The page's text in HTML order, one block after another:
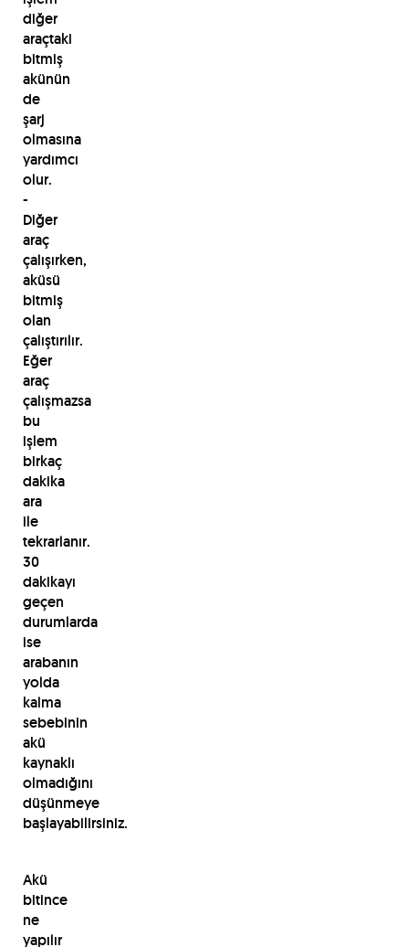
diğer
araçtaki
bitmiş
akünün
de
şarj
olmasına
yardımcı
olur.
-
Diğer
araç
çalışırken,
aküsü
bitmiş
olan
çalıştırılır.
Eğer
araç
çalışmazsa
bu
işlem
birkaç
dakika
ara
ile
tekrarlanır.
30
dakikayı
geçen
durumlarda
ise
arabanın
yolda
kalma
sebebinin
akü
kaynaklı
olmadığını
düşünmeye
başlayabilirsiniz.
Akü
bitince
ne
yapılır